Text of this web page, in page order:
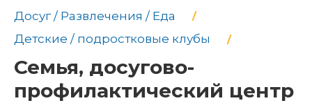
Досуг / Развлечения / Еда
Детские / подростковые клубы
Семья, досугово-
профилактический центр